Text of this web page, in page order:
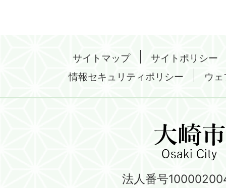
サイトマップ
サイトポリシー
情報セキュリティポリシー
ウ
法人番号